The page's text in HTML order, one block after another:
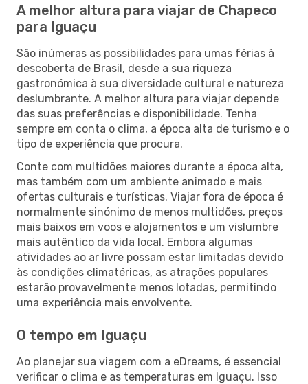
A melhor altura para viajar de Chapeco
para Iguaçu
São inúmeras as possibilidades para umas férias à
descoberta de Brasil, desde a sua riqueza
gastronómica à sua diversidade cultural e natureza
deslumbrante. A melhor altura para viajar depende
das suas preferências e disponibilidade. Tenha
sempre em conta o clima, a época alta de turismo e o
tipo de experiência que procura.
Conte com multidões maiores durante a época alta,
mas também com um ambiente animado e mais
ofertas culturais e turísticas. Viajar fora de época é
normalmente sinónimo de menos multidões, preços
mais baixos em voos e alojamentos e um vislumbre
mais autêntico da vida local. Embora algumas
atividades ao ar livre possam estar limitadas devido
às condições climatéricas, as atrações populares
estarão provavelmente menos lotadas, permitindo
uma experiência mais envolvente.
O tempo em Iguaçu
Ao planejar sua viagem com a eDreams, é essencial
verificar o clima e as temperaturas em Iguaçu. Isso